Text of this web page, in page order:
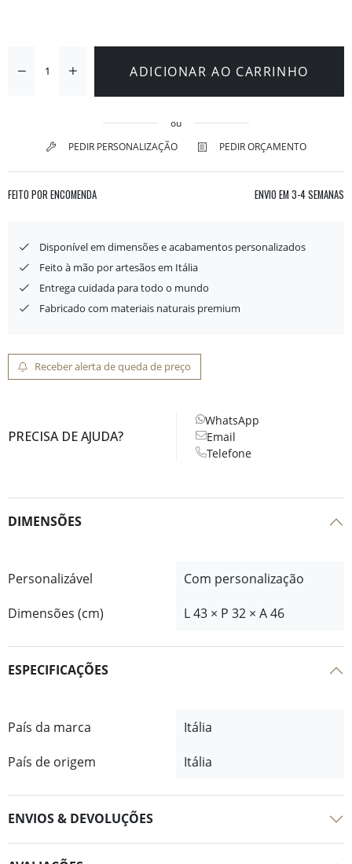
ADICIONAR AO CARRINHO
ou
PEDIR PERSONALIZAÇÃO
PEDIR ORÇAMENTO
FEITO POR ENCOMENDA ENVIO EM 3-4 SEMANAS
Disponível em dimensões e acabamentos personalizados
Feito à mão por artesãos em Itália
Entrega cuidada para todo o mundo
Fabricado com materiais naturais premium
Receber alerta de queda de preço
PRECISA DE AJUDA?
WhatsApp
Email
Telefone
DIMENSÕES
Personalizável
Com personalização
Dimensões (cm)
L 43 × P 32 × A 46
ESPECIFICAÇÕES
País da marca
Itália
País de origem
Itália
ENVIOS & DEVOLUÇÕES